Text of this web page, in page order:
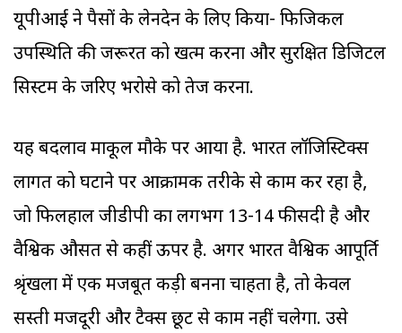
यूपीआई ने पैसों के लेनदेन के लिए किया- फिजिकल
उपस्थिति की जरूरत को खत्म करना और सुरक्षित डिजिटल
सिस्टम के जरिए भरोसे को तेज करना.
यह बदलाव माकूल मौके पर आया है. भारत लॉजिस्टिक्स
लागत को घटाने पर आक्रामक तरीके से काम कर रहा है,
जो फिलहाल जीडीपी का लगभग 13-14 फीसदी है और
वैश्विक औसत से कहीं ऊपर है. अगर भारत वैश्विक आपूर्ति
श्रृंखला में एक मजबूत कड़ी बनना चाहता है, तो केवल
सस्ती मजदूरी और टैक्स छूट से काम नहीं चलेगा. उसे